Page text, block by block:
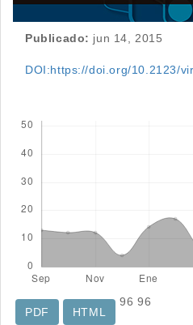
Publicado: jun 14, 2015
DOI:https://doi.org/10.2123/
96
PDF
96
HTML